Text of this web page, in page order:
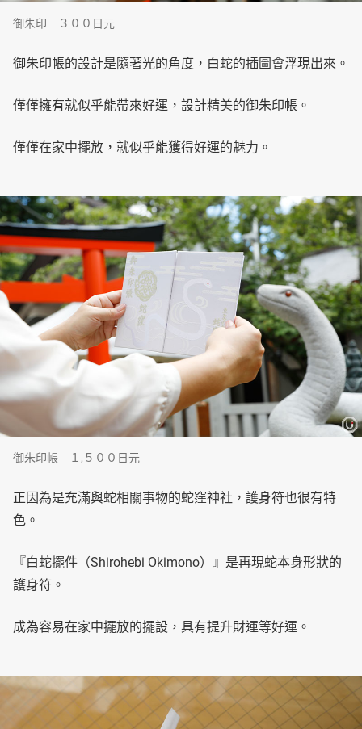
御朱印 ３００日元
御朱印帳的設計是隨著光的角度，白蛇的插圖會浮現出來。
僅僅擁有就似乎能帶來好運，設計精美的御朱印帳。
僅僅在家中擺放，就似乎能獲得好運的魅力。
御朱印帳 １,５００日元
正因為是充滿與蛇相關事物的蛇窪神社，護身符也很有特
色。
『白蛇擺件（Shirohebi Okimono）』是再現蛇本身形狀的
護身符。
成為容易在家中擺放的擺設，具有提升財運等好運。